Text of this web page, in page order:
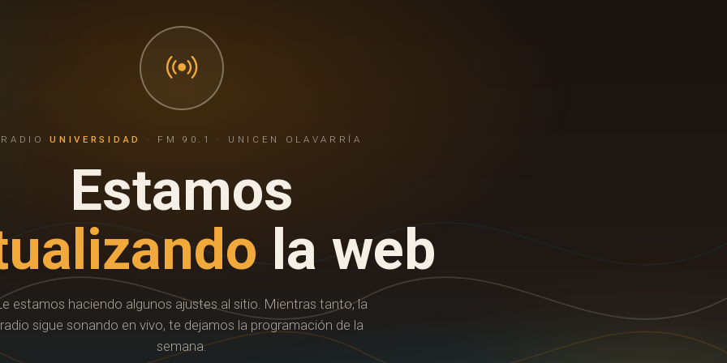
RADIOUNIVERSIDAD · FM 90.1 · UNICEN OLAVARRÍA
Estamos
la web
estamos haciendo algunos ajustes al sitio. Mientras tanto, la
radio sigue sonando en vivo, te dejamos la programación de la
semana.